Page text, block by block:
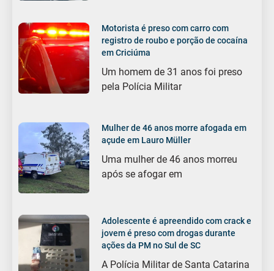
Motorista é preso com carro com
registro de roubo e porção de cocaína
em Criciúma
Um homem de 31 anos foi preso
pela Polícia Militar
Mulher de 46 anos morre afogada em
açude em Lauro Müller
Uma mulher de 46 anos morreu
após se afogar em
Adolescente é apreendido com crack e
jovem é preso com drogas durante
ações da PM no Sul de SC
A Polícia Militar de Santa Catarina